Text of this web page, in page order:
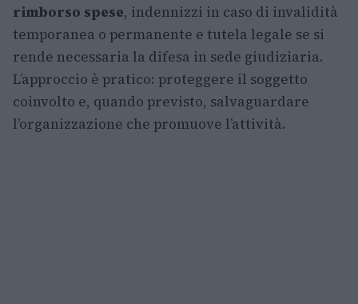
rimborso spese, indennizzi in caso di invalidità
temporanea o permanente e tutela legale se si
rende necessaria la difesa in sede giudiziaria.
L’approccio è pratico: proteggere il soggetto
coinvolto e, quando previsto, salvaguardare
l’organizzazione che promuove l’attività.